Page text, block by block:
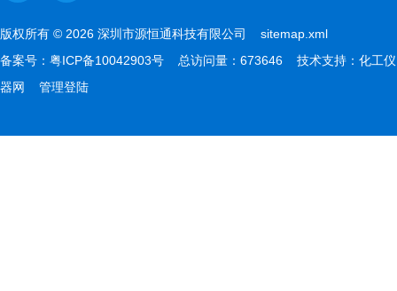
版权所有 © 2026 深圳市源恒通科技有限公司 sitemap.xml
备案号： 粤ICP备10042903号 总访问量：673646 技术支持： 化工仪
器网
管理登陆